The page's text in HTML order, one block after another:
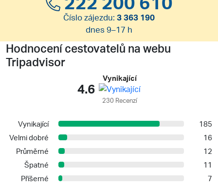
Číslo zájezdu: 3 363 190
dnes 9–17 h
Hodnocení cestovatelů na webu
Tripadvisor
4.6
Vynikající
230 Recenzí
Vynikající
185
Velmi dobré
16
Průměrné
12
Špatné
11
Příšerné
7